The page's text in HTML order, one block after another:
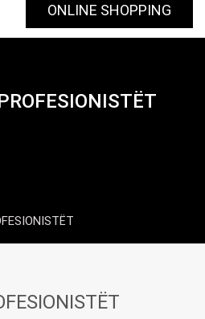
ONLINE SHOPPING